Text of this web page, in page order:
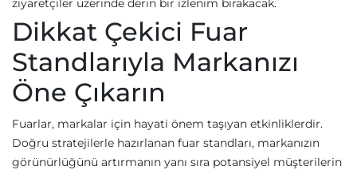
ziyaretçiler üzerinde derin bir izlenim bırakacak.
Dikkat Çekici Fuar
Standlarıyla Markanızı
Öne Çıkarın
Fuarlar, markalar için hayati önem taşıyan etkinliklerdir.
Doğru stratejilerle hazırlanan fuar standları, markanızın
görünürlüğünü artırmanın yanı sıra potansiyel müşterilerin